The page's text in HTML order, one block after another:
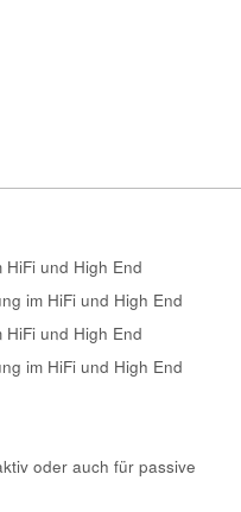
HiFi und High End
im HiFi und High End
HiFi und High End
im HiFi und High End
oder auch für passive